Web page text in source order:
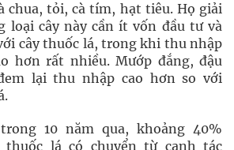
chua, tỏi, cà tím, hạt tiêu. Họ giải
loại cây này cần ít vốn đầu tư và
cây thuốc lá, trong khi thu nhập
hơn rất nhiều. Mướp đắng, đậu
lại thu nhập cao hơn so với
10 năm qua, khoảng 40%
lá có chuyển từ canh tác